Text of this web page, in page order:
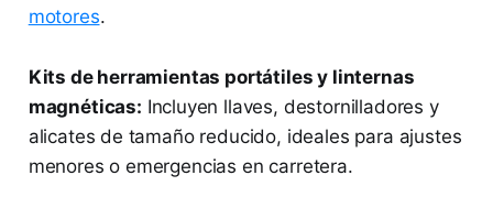
motores.
Kits de herramientas portátiles y linternas
magnéticas: Incluyen llaves, destornilladores y
alicates de tamaño reducido, ideales para ajustes
menores o emergencias en carretera.